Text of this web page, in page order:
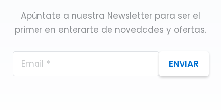
Apúntate a nuestra Newsletter para ser el
primer en enterarte de novedades y ofertas.
ENVIAR